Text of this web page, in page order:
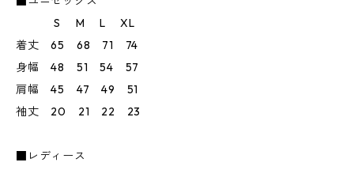
S M L XL
着丈 65 68 71 74
身幅 48 51 54 57
肩幅 45 47 49 51
袖丈 20 21 22 23
■レディース